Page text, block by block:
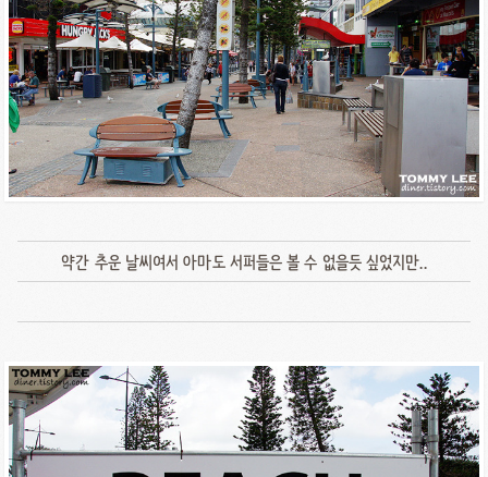
약간 추운 날씨여서 아마도 서퍼들은 볼 수 없을듯 싶었지만..